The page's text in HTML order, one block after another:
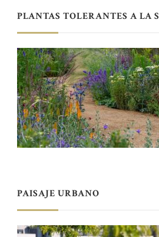
PLANTAS TOLERANTES A LA
PAISAJE URBANO